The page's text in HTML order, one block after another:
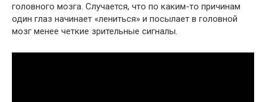
головного мозга. Случается, что по каким-то причинам
один глаз начинает «лениться» и посылает в головной
мозг менее четкие зрительные сигналы.